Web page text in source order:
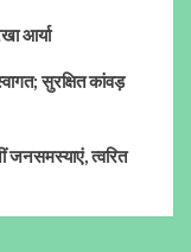
आर्या
सुरक्षित कांवड़
जनसमस्याएं, त्वरित